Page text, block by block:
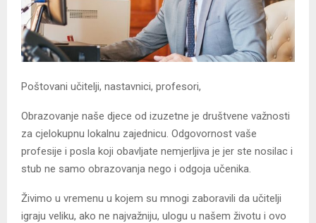
Poštovani učitelji, nastavnici, profesori,
Obrazovanje naše djece od izuzetne je društvene važnosti
za cjelokupnu lokalnu zajednicu. Odgovornost vaše
profesije i posla koji obavljate nemjerljiva je jer ste nosilac i
stub ne samo obrazovanja nego i odgoja učenika.
Živimo u vremenu u kojem su mnogi zaboravili da učitelji
igraju veliku, ako ne najvažniju, ulogu u našem životu i ovo